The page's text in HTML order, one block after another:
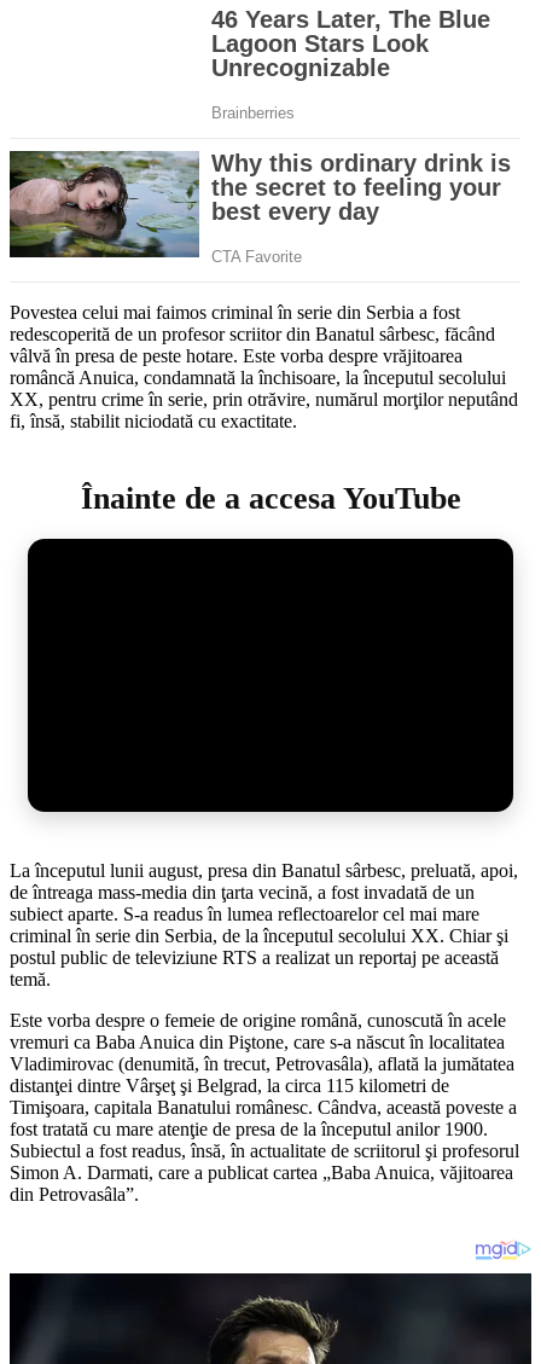
Povestea celui mai faimos criminal în serie din Serbia a fost
redescoperită de un profesor scriitor din Banatul sârbesc, făcând
vâlvă în presa de peste hotare. Este vorba despre vrăjitoarea
româncă Anuica, condamnată la închisoare, la începutul secolului
XX, pentru crime în serie, prin otrăvire, numărul morţilor neputând
fi, însă, stabilit niciodată cu exactitate.
Înainte de a accesa YouTube
La începutul lunii august, presa din Banatul sârbesc, preluată, apoi,
de întreaga mass-media din ţarta vecină, a fost invadată de un
subiect aparte. S-a readus în lumea reflectoarelor cel mai mare
criminal în serie din Serbia, de la începutul secolului XX. Chiar şi
postul public de televiziune RTS a realizat un reportaj pe această
temă.
Este vorba despre o femeie de origine română, cunoscută în acele
vremuri ca Baba Anuica din Piştone, care s-a născut în localitatea
Vladimirovac (denumită, în trecut, Petrovasâla), aflată la jumătatea
distanţei dintre Vârşeţ şi Belgrad, la circa 115 kilometri de
Timişoara, capitala Banatului românesc. Cândva, această poveste a
fost tratată cu mare atenţie de presa de la începutul anilor 1900.
Subiectul a fost readus, însă, în actualitate de scriitorul şi profesorul
Simon A. Darmati, care a publicat cartea „Baba Anuica, văjitoarea
din Petrovasâla”.